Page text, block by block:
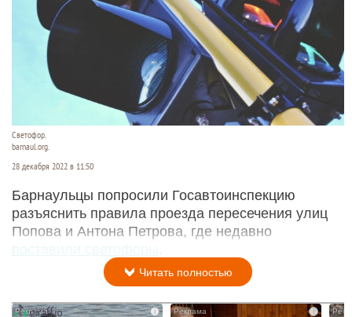
Светофор.
barnaul.org.
28 декабря 2022 в 11:50
Барнаульцы попросили Госавтоинспекцию
разъяснить правила проезда пересечения улиц
Попова и Антона Петрова, где недавно
поставили светофоры
Читать полностью
i